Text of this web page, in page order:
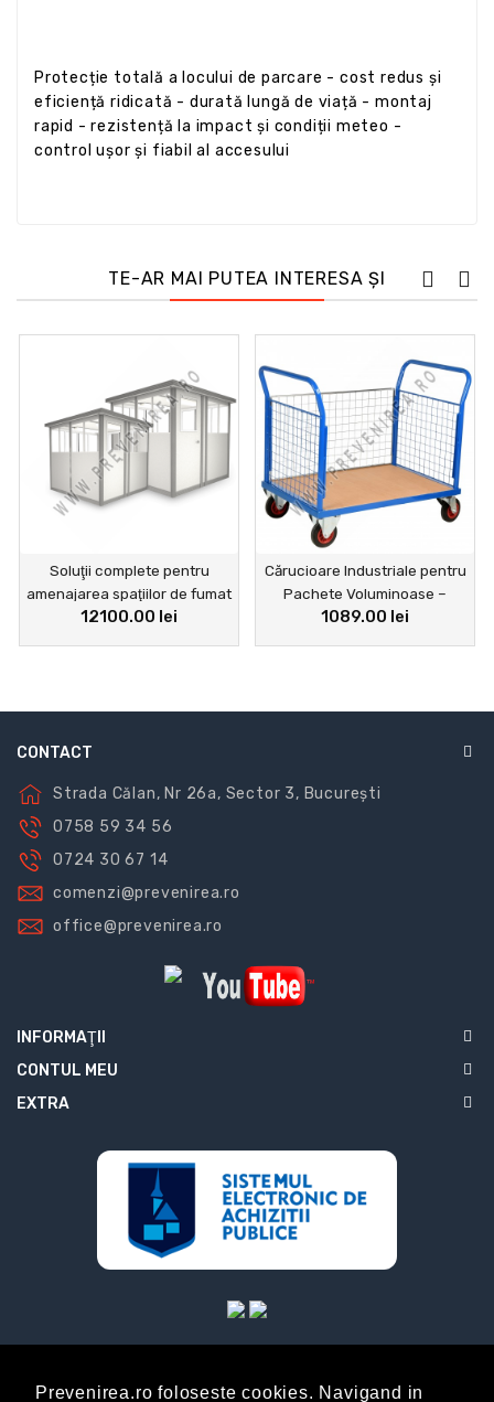
Prevenirea.ro foloseste cookies. Navigand in
Protecție totală a locului de parcare - cost redus și
eficiență ridicată - durată lungă de viață - montaj
rapid - rezistență la impact și condiții meteo -
control ușor și fiabil al accesului
TE-AR MAI PUTEA INTERESA ȘI
Soluţii complete pentru
amenajarea spaţiilor de fumat
externalizate
12100.00 lei
Cărucioare Industriale pentru
Pachete Voluminoase –
Transport Rapid și Sigur în
1089.00 lei
CONTACT
Strada Călan, Nr 26a, Sector 3, București
0758 59 34 56
0724 30 67 14
comenzi@prevenirea.ro
office@prevenirea.ro
INFORMAŢII
CONTUL MEU
EXTRA